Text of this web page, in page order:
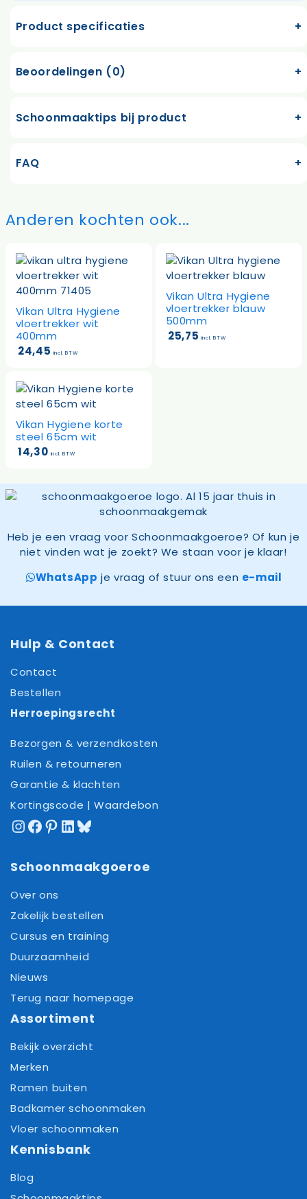
Product specificaties
Beoordelingen (0)
Schoonmaaktips bij product
FAQ
Anderen kochten ook...
Vikan Ultra Hygiene
vloertrekker wit
400mm
24,45 incl. BTW
Vikan Ultra Hygiene
vloertrekker blauw
500mm
25,75 incl. BTW
Vikan Hygiene korte
steel 65cm wit
14,30 incl. BTW
Heb je een vraag voor Schoonmaakgoeroe? Of kun je
niet vinden wat je zoekt? We staan voor je klaar!
WhatsApp je vraag of stuur ons een e-mail
Hulp & Contact
Contact
Bestellen
Herroepingsrecht
Bezorgen & verzendkosten
Ruilen & retourneren
Garantie & klachten
Kortingscode | Waardebon
Instagram
Facebook
Pinterest
LinkedIn
Bluesky
Schoonmaakgoeroe
Over ons
Zakelijk bestellen
Cursus en training
Duurzaamheid
Nieuws
Terug naar homepage
Assortiment
Bekijk overzicht
Merken
Ramen buiten
Badkamer schoonmaken
Vloer schoonmaken
Kennisbank
Blog